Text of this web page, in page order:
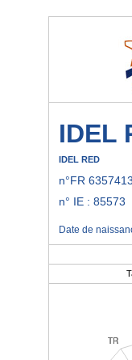
IDEL
IDEL RED
n°FR
n° IE : 85573
Date de